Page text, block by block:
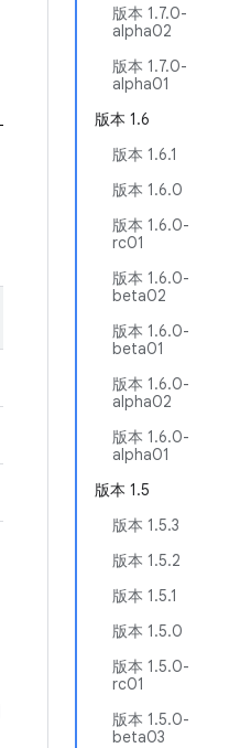
版本 1.7.0-
alpha02
版本 1.7.0-
alpha01
版本 1.6
版本 1.6.1
版本 1.6.0
版本 1.6.0-
rc01
版本 1.6.0-
beta02
版本 1.6.0-
beta01
版本 1.6.0-
alpha02
版本 1.6.0-
alpha01
版本 1.5
版本 1.5.3
版本 1.5.2
版本 1.5.1
版本 1.5.0
版本 1.5.0-
rc01
版本 1.5.0-
beta03